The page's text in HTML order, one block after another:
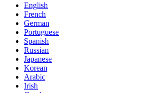
English
French
German
Portuguese
Spanish
Russian
Japanese
Korean
Arabic
Irish